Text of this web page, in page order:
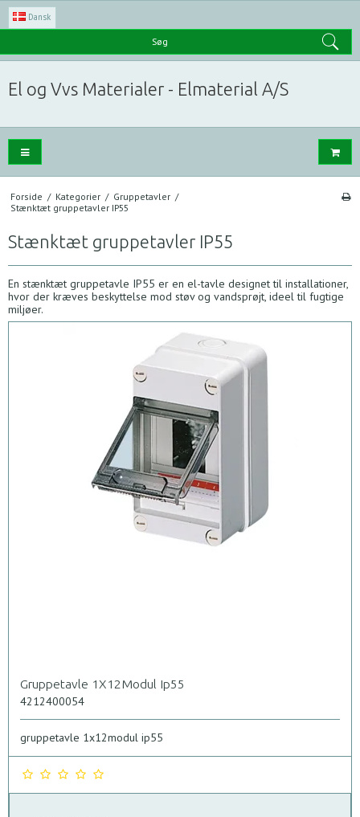
Dansk
Søg
El og Vvs Materialer - Elmaterial A/S
Forside / Kategorier / Gruppetavler /
Stænktæt gruppetavler IP55
Stænktæt gruppetavler IP55
En stænktæt gruppetavle IP55 er en el-tavle designet til installationer,
hvor der kræves beskyttelse mod støv og vandsprøjt, ideel til fugtige
miljøer.
Gruppetavle 1X12Modul Ip55
4212400054
gruppetavle 1x12modul ip55